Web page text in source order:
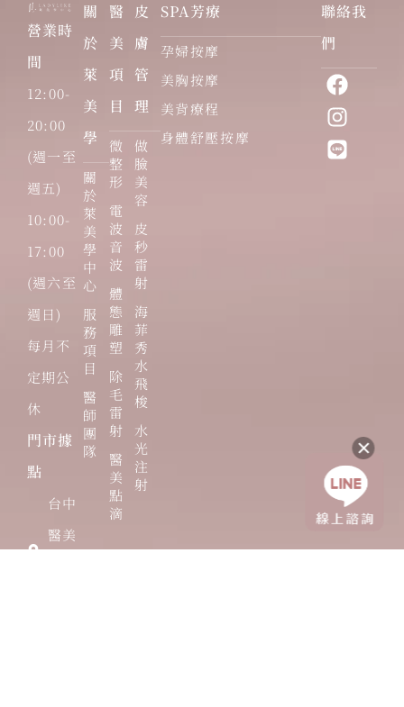
營業時
間
12:00-
20:00
(週一至
週五)
10:00-
17:00
(週六至
週日)
每月不
定期公
休
門市據
點
台中
醫美
關
於
萊
美
學
關
於
萊
美
學
中
心
服
務
項
目
醫
師
團
隊
醫
美
項
目
微
整
形
電
波
音
波
體
態
雕
塑
除
毛
雷
射
醫
美
點
滴
皮
膚
管
理
做
臉
美
容
皮
秒
雷
射
海
菲
秀
水
飛
梭
水
光
注
射
SPA芳療
孕婦按摩
美胸按摩
美背療程
身體舒壓按摩
聯絡我
們